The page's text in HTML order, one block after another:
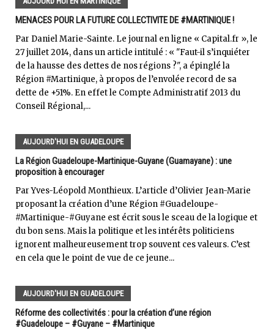
MENACES POUR LA FUTURE COLLECTIVITE DE #MARTINIQUE !
Par Daniel Marie-Sainte. Le journal en ligne « Capital.fr », le
27 juillet 2014, dans un article intitulé : « "Faut-il s’inquiéter
de la hausse des dettes de nos régions ?", a épinglé la
Région #Martinique, à propos de l’envolée record de sa
dette de +51%. En effet le Compte Administratif 2013 du
Conseil Régional,...
AUJOURD'HUI EN GUADELOUPE
La Région Guadeloupe-Martinique-Guyane (Guamayane) : une
proposition à encourager
Par Yves-Léopold Monthieux. L’article d’Olivier Jean-Marie
proposant la création d’une Région #Guadeloupe-
#Martinique-#Guyane est écrit sous le sceau de la logique et
du bon sens. Mais la politique et les intérêts politiciens
ignorent malheureusement trop souvent ces valeurs. C’est
en cela que le point de vue de ce jeune...
AUJOURD'HUI EN GUADELOUPE
Réforme des collectivités : pour la création d’une région
#Guadeloupe – #Guyane – #Martinique